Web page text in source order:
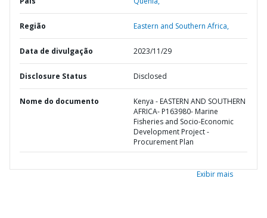
Região Eastern and Southern Africa,
Data de divulgação 2023/11/29
Disclosure Status Disclosed
Nome do documento
Kenya - EASTERN AND SOUTHERN
AFRICA- P163980- Marine
Fisheries and Socio-Economic
Development Project -
Procurement Plan
Exibir mais